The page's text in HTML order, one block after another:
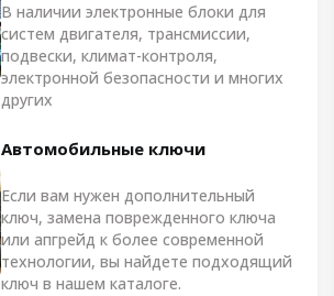
В наличии электронные блоки для
систем двигателя, трансмиссии,
подвески, климат-контроля,
электронной безопасности и многих
других
Автомобильные ключи
Если вам нужен дополнительный
ключ, замена поврежденного ключа
или апгрейд к более современной
технологии, вы найдете подходящий
ключ в нашем каталоге.